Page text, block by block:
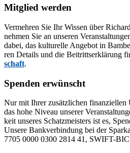
Mitglied werden
Ver­meh­ren Sie Ihr Wis­sen über
neh­men Sie an un­se­ren
da­bei, das kul­tu­rel­le An­ge­bot in
ren De­tails und die Bei­tritts­er­klä­rung
schaft.
Spenden erwünscht
Nur mit Ih­rer zu­sätz­li­chen fi­nan­zi­el­len
das hohe Ni­veau un­se­rer
keit un­se­res Schatz­meis­ters ist es,
Un­se­re Bank­ver­bin­dung bei der
7705 0000 0300 2814 41, SWIFT-